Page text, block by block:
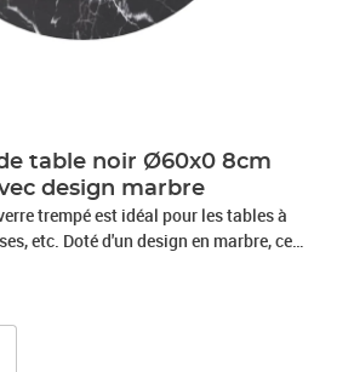
table noir Ø60x0 8cm
design marbre
trempé est idéal pour les tables à
etc. Doté d'un design en marbre, ce
est esthétique et sera le point de mire de
verre trempé, le dessus de table basse